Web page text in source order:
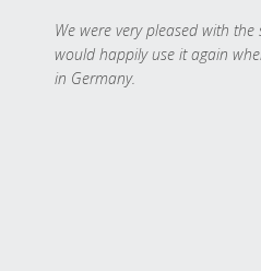
We were very pleased with the
would happily use it again
in Germany.